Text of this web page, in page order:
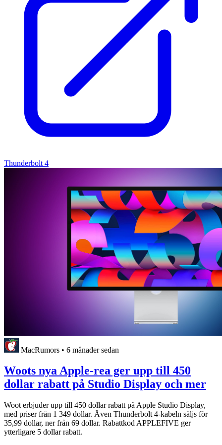
Thunderbolt 4
MacRumors • 6 månader sedan
Woots nya Apple-rea ger upp till 450
dollar rabatt på Studio Display och mer
Woot erbjuder upp till 450 dollar rabatt på Apple Studio Display,
med priser från 1 349 dollar. Även Thunderbolt 4-kabeln säljs för
35,99 dollar, ner från 69 dollar. Rabattkod APPLEFIVE ger
ytterligare 5 dollar rabatt.